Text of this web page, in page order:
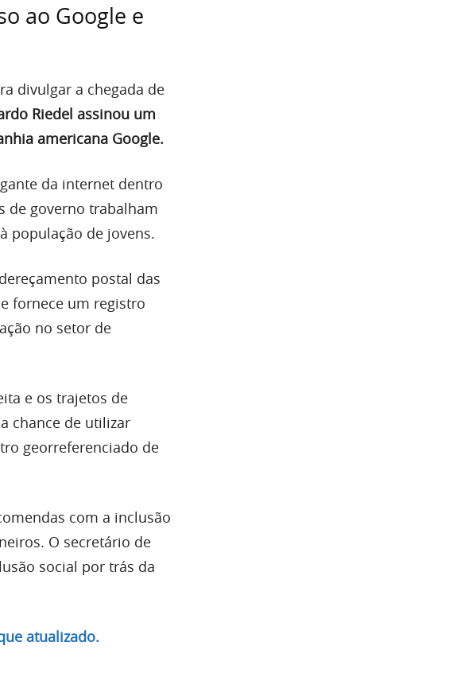
ao Google e
divulgar a chegada de
Riedel assinou um
americana Google.
da internet dentro
de governo trabalham
população de jovens.
postal das
fornece um registro
no setor de
e os trajetos de
chance de utilizar
georreferenciado de
com a inclusão
O secretário de
social por trás da
atualizado.